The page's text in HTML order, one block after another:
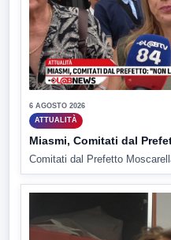
6 AGOSTO 2026
ATTUALITÀ
Miasmi, Comitati dal
Comitati dal Prefetto